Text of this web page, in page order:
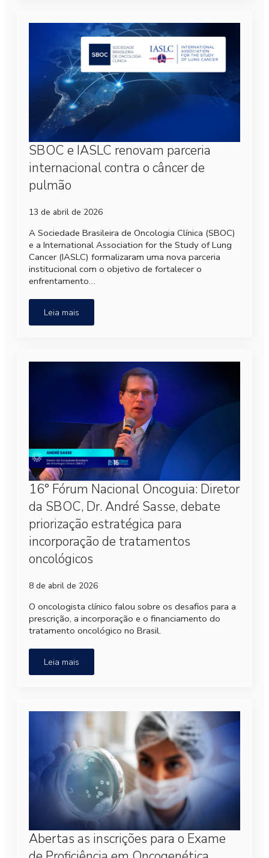
SBOC e IASLC renovam parceria
internacional contra o câncer de
pulmão
13 de abril de 2026
A Sociedade Brasileira de Oncologia Clínica (SBOC)
e a International Association for the Study of Lung
Cancer (IASLC) formalizaram uma nova parceria
institucional com o objetivo de fortalecer o
enfrentamento…
Leia mais
16° Fórum Nacional Oncoguia: Diretor
da SBOC, Dr. André Sasse, debate
priorização estratégica para
incorporação de tratamentos
oncológicos
8 de abril de 2026
O oncologista clínico falou sobre os desafios para a
prescrição, a incorporação e o financiamento do
tratamento oncológico no Brasil.
Leia mais
Abertas as inscrições para o Exame